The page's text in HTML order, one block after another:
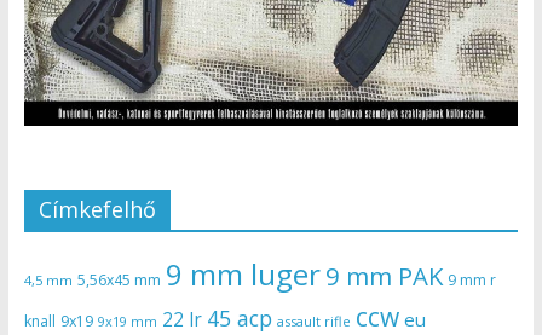
Címkefelhő
4,5 mm 5,56x45 mm 9 mm luger9 mm PAK 9 mm r
knall 9x19 9x19 mm 22 lr 45 acp assault rifle ccw eu